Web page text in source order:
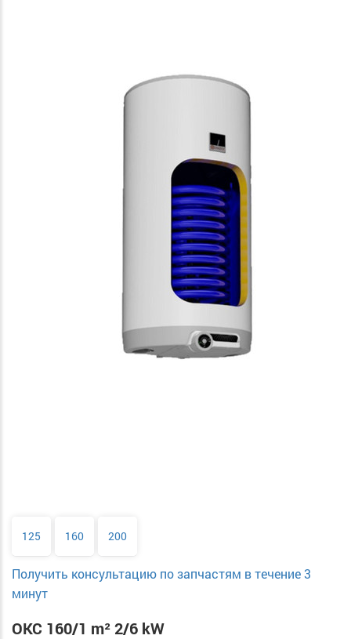
125 160 200
Получить консультацию по запчастям в течение 3
минут
OKC 160/1 m² 2/6 kW